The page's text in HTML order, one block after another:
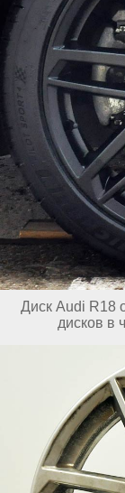
Диск Audi R18
дисков в